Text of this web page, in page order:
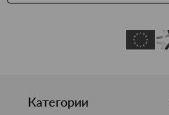
Категории